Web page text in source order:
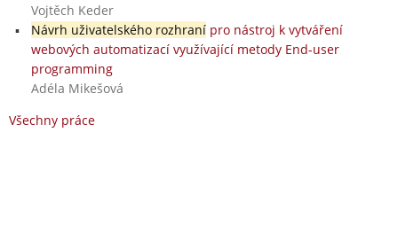
Vojtěch Keder
Návrh uživatelského rozhranípro nástroj k vytváření
webových automatizací využívající metody End-user
programming
Adéla Mikešová
Všechny práce